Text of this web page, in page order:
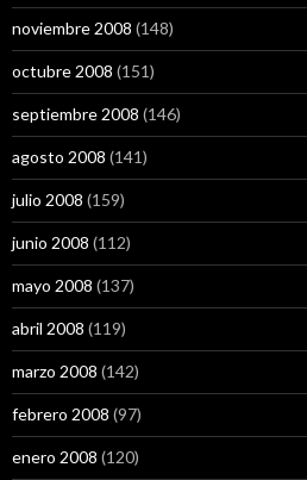
noviembre 2008 (148)
octubre 2008 (151)
septiembre 2008 (146)
agosto 2008 (141)
julio 2008 (159)
junio 2008 (112)
mayo 2008 (137)
abril 2008 (119)
marzo 2008 (142)
febrero 2008 (97)
enero 2008 (120)